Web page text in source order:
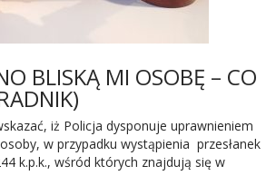
BLISKĄ MI OSOBĘ – CO
iż Policja dysponuje uprawnieniem
w przypadku wystąpienia przesłanek
k.p.k., wśród których znajdują się w